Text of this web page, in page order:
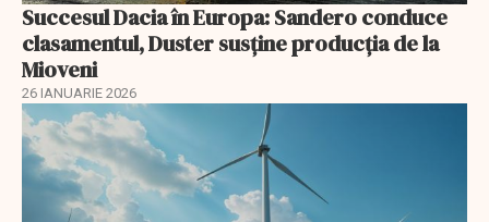
Succesul Dacia în Europa: Sandero conduce
clasamentul, Duster susține producția de la
Mioveni
26 IANUARIE 2026